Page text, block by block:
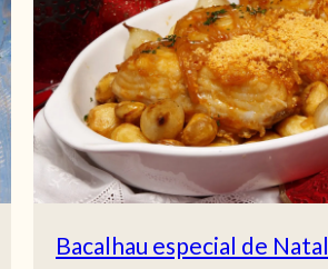
Bacalhau especial de Natal